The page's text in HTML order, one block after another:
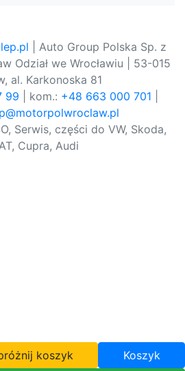
| Auto Group Polska Sp. z
Odział we Wrocławiu | 53-015
al. Karkonoska 81
99 | kom.: +48 663 000 701
Serwis, części do VW, Skoda,
Cupra, Audi
koszyk Koszyk